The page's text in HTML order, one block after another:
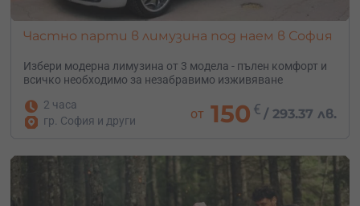
Частно парти в лимузина под наем в София
Избери модерна лимузина от 3 модела - пълен комфорт и
всичко необходимо за незабравимо изживяване
2 часа
гр. София и други
от 150 € / 293.37 лв.